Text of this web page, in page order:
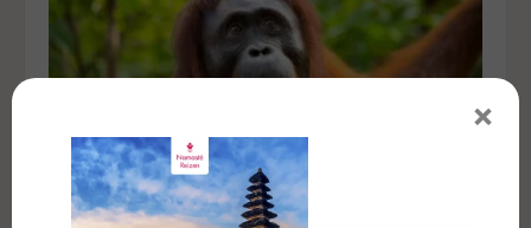
Sumatra, Java & Bali
20-daagse rondreis | Medan - Bukit
×